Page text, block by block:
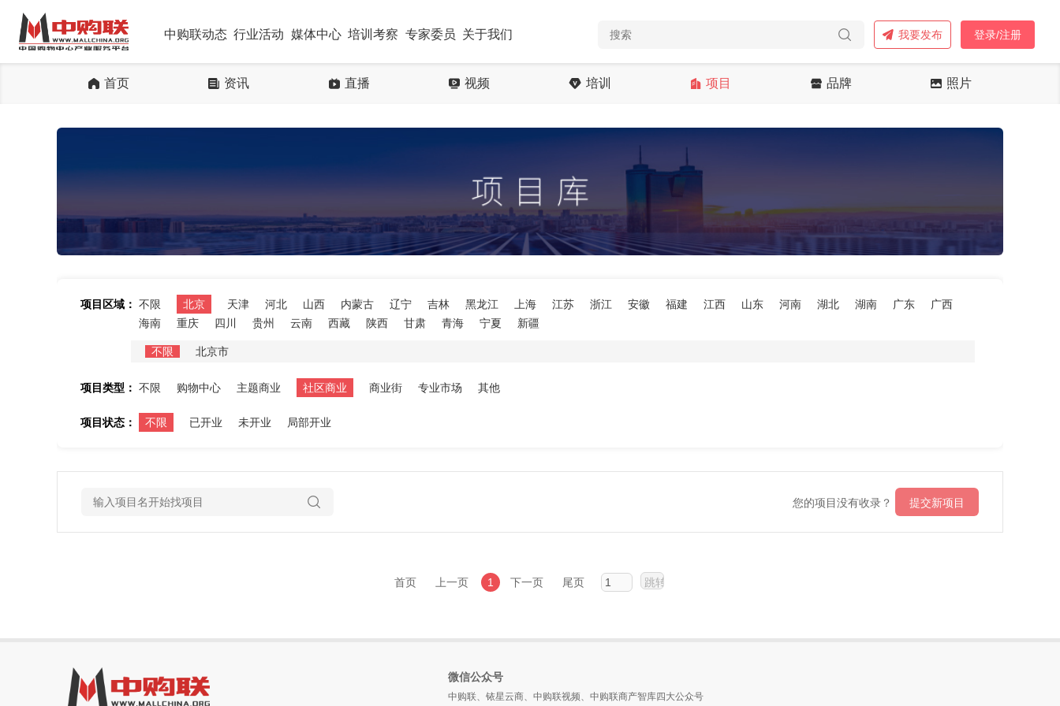
中购联动态 行业活动 媒体中心 培训考察 专家委员 关于我们 我要发布 登录/注册
首页 资讯 直播 视频 培训 项目 品牌 照片
项目区域： 不限 北京 天津 河北 山西 内蒙古 辽宁 吉林 黑龙江 上海 江苏 浙江 安徽 福建 江西 山东 河南 湖北 湖南 广东
广西
海南
重庆 四川 贵州 云南 西藏 陕西 甘肃 青海 宁夏 新疆
不限 北京市
项目类型： 不限 购物中心 主题商业 社区商业 商业街 专业市场 其他
项目状态： 不限 已开业 未开业 局部开业
您的项目没有收录？ 提交新项目
首页 上一页 1 下一页 尾页
微信公众号
中购联、铱星云商、中购联视频、中购联商产智库四大公众号